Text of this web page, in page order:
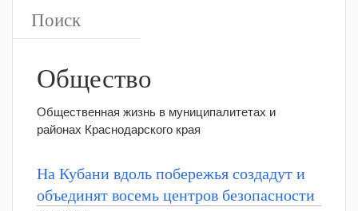
Общество
Общественная жизнь в муниципалитетах и
районах Краснодарского края
На Кубани вдоль побережья создадут и
объединят восемь центров безопасности